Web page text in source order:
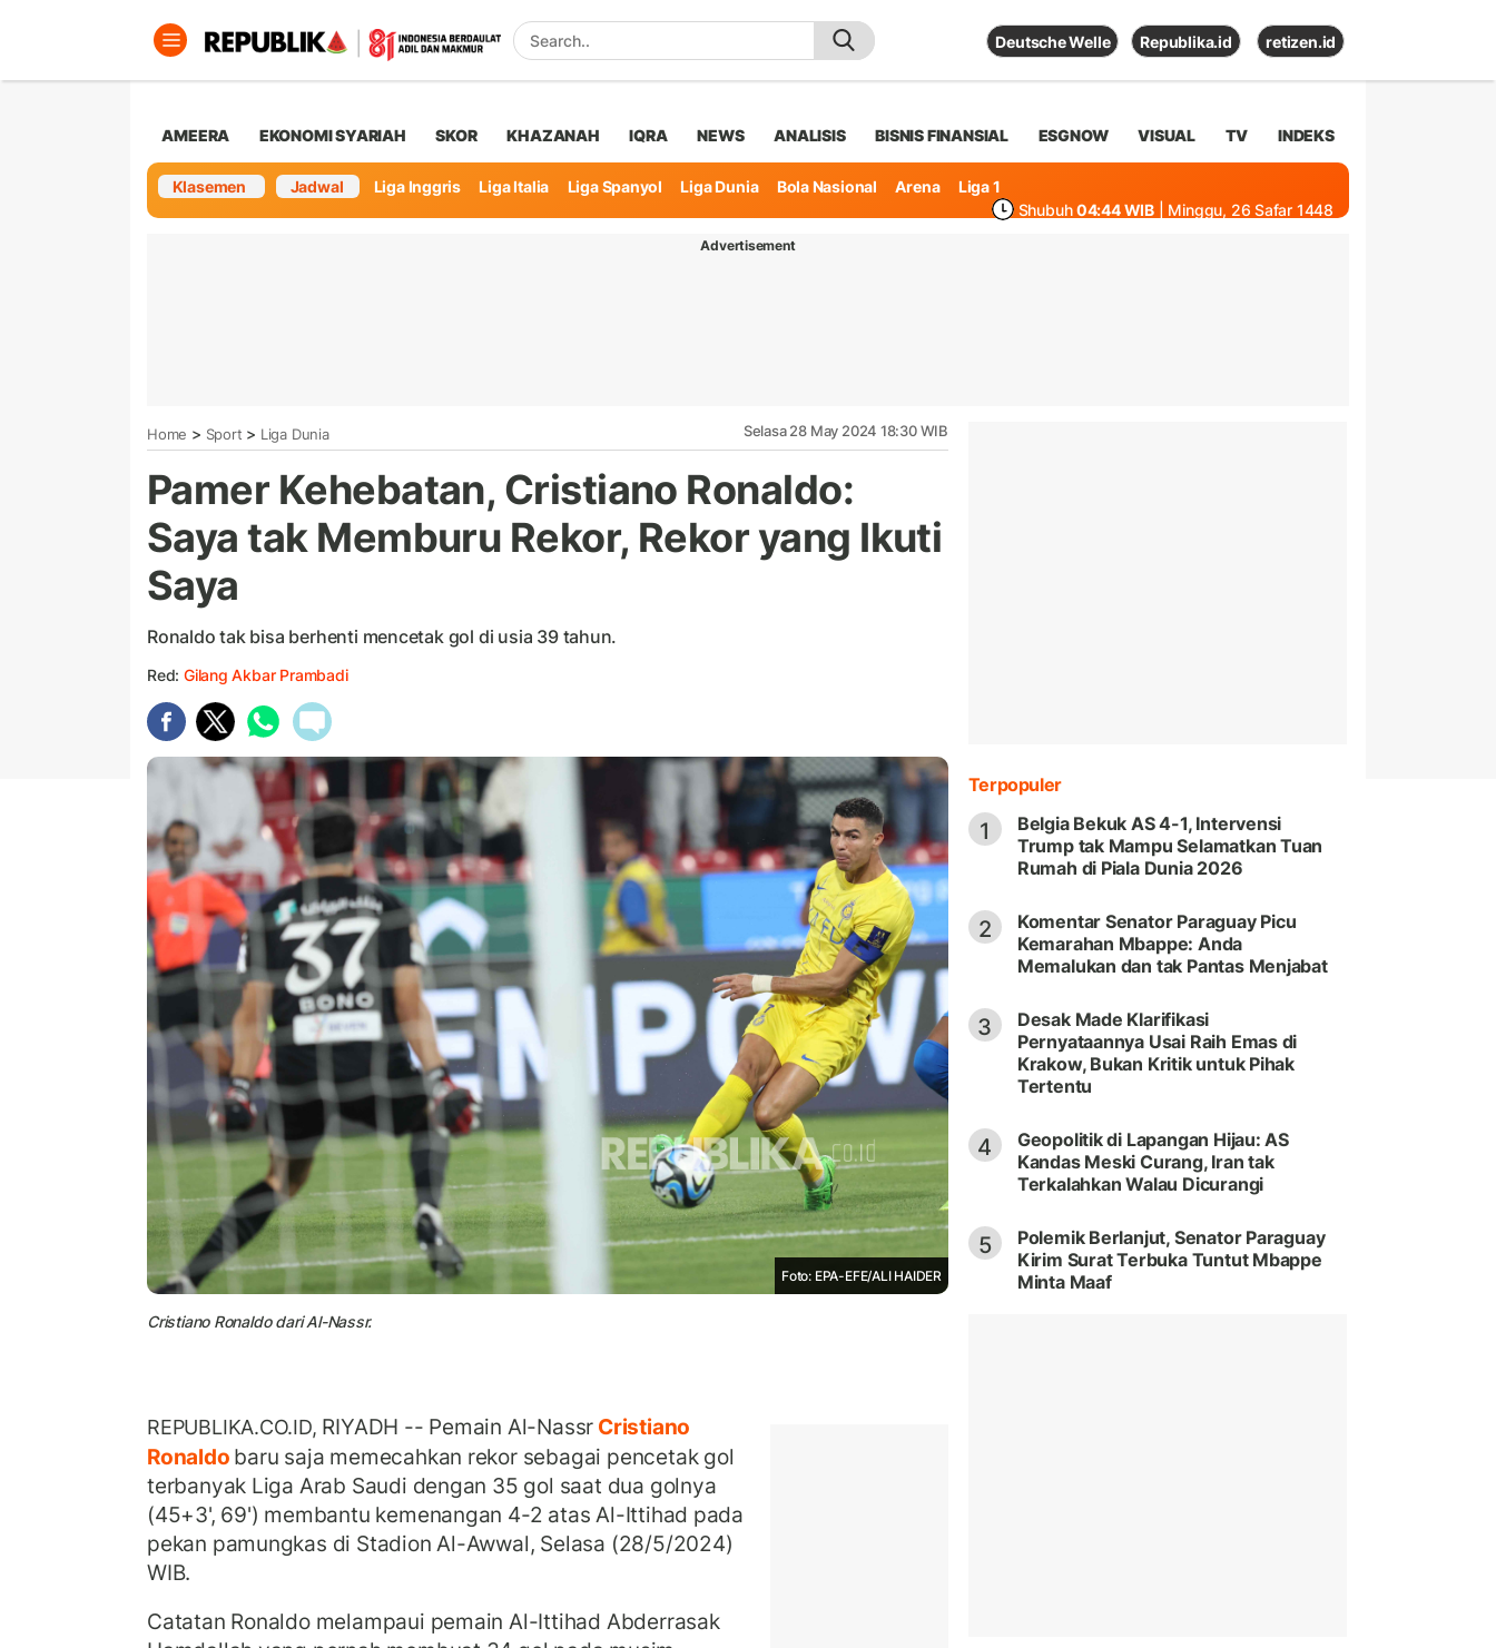
Deutsche Welle Republika.id retizen.id
AMEERA EKONOMI SYARIAH SKOR KHAZANAH IQRA NEWS ANALISIS BISNIS FINANSIAL ESGNOW VISUAL TV INDEKS
Klasemen Jadwal Liga Inggris Liga Italia Liga Spanyol Liga Dunia Bola Nasional Arena
Liga 1
Shubuh 04:44 WIB | Minggu, 26 Safar 1448
Advertisement
Home > Sport > Liga Dunia Selasa 28 May 2024 18:30 WIB
Pamer Kehebatan, Cristiano Ronaldo:
Saya tak Memburu Rekor, Rekor yang Ikuti
Saya
Ronaldo tak bisa berhenti mencetak gol di usia 39 tahun.
Red: Gilang Akbar Prambadi
Foto: EPA-EFE/ALI HAIDER
Cristiano Ronaldo dari Al-Nassr.
REPUBLIKA.CO.ID, RIYADH -- Pemain Al-Nassr Cristiano
Ronaldo baru saja memecahkan rekor sebagai pencetak gol
terbanyak Liga Arab Saudi dengan 35 gol saat dua golnya
(45+3', 69') membantu kemenangan 4-2 atas Al-Ittihad pada
pekan pamungkas di Stadion Al-Awwal, Selasa (28/5/2024)
WIB.
Catatan Ronaldo melampaui pemain Al-Ittihad Abderrasak
Terpopuler
1
Belgia Bekuk AS 4-1, Intervensi
Trump tak Mampu Selamatkan Tuan
Rumah di Piala Dunia 2026
2
Komentar Senator Paraguay Picu
Kemarahan Mbappe: Anda
Memalukan dan tak Pantas Menjabat
3
Desak Made Klarifikasi
Pernyataannya Usai Raih Emas di
Krakow, Bukan Kritik untuk Pihak
Tertentu
4
Geopolitik di Lapangan Hijau: AS
Kandas Meski Curang, Iran tak
Terkalahkan Walau Dicurangi
5
Polemik Berlanjut, Senator Paraguay
Kirim Surat Terbuka Tuntut Mbappe
Minta Maaf